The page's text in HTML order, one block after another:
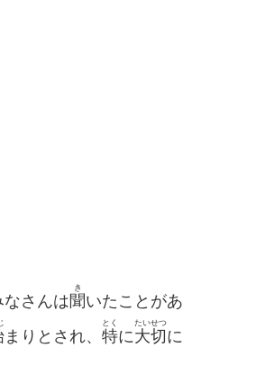
さんは聞
き
いたことがあ
まりとされ、 特
とく
に大切
たいせつ
に